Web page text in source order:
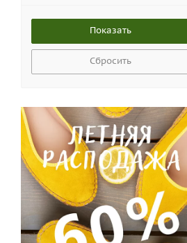
Сбросить